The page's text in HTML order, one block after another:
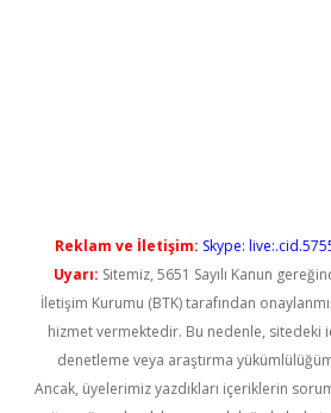
Reklam ve İletişim: Skype:
Uyarı: Sitemiz, 5651 Sayılı Kanun
İletişim Kurumu (BTK) tarafından
hizmet vermektedir. Bu nedenle,
denetleme veya araştırma
Ancak, üyelerimiz yazdıkları içeriklerin